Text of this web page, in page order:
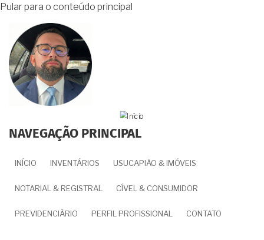
Pular para o conteúdo principal
NAVEGAÇÃO PRINCIPAL
INÍCIO INVENTÁRIOS USUCAPIÃO & IMÓVEIS
NOTARIAL & REGISTRAL CÍVEL & CONSUMIDOR
PREVIDENCIÁRIO PERFIL PROFISSIONAL CONTATO